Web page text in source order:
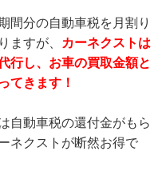
間分の自動車税を月割り
ますが、 カーネクストは
行し、お車の買取金額と
てきます！
自動車税の還付金がもら
ネクストが断然お得で